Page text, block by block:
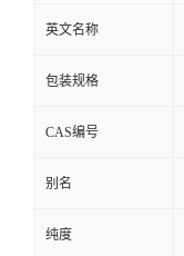
英文名称
包装规格
CAS编号
别名
纯度